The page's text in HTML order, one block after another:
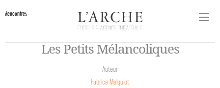
Rencontres
Les Petits Mélancoliques
Auteur
Fabrice Melquiot